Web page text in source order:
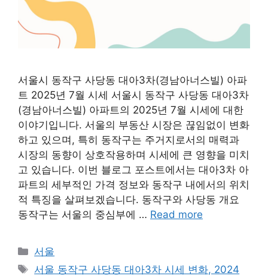
서울시 동작구 사당동 대아3차(경남아너스빌) 아파
트 2025년 7월 시세 서울시 동작구 사당동 대아3차
(경남아너스빌) 아파트의 2025년 7월 시세에 대한
이야기입니다. 서울의 부동산 시장은 끊임없이 변화
하고 있으며, 특히 동작구는 주거지로서의 매력과
시장의 동향이 상호작용하며 시세에 큰 영향을 미치
고 있습니다. 이번 블로그 포스트에서는 대아3차 아
파트의 세부적인 가격 정보와 동작구 내에서의 위치
적 특징을 살펴보겠습니다. 동작구와 사당동 개요
동작구는 서울의 중심부에 … Read more
Categories
서울
Tags
서울 동작구 사당동 대아3차 시세 변화, 2024